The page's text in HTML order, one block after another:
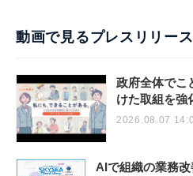
動画で見るプレスリリース
政府全体でこ
けた取組を強
2026.08.07
AIで組織の業務